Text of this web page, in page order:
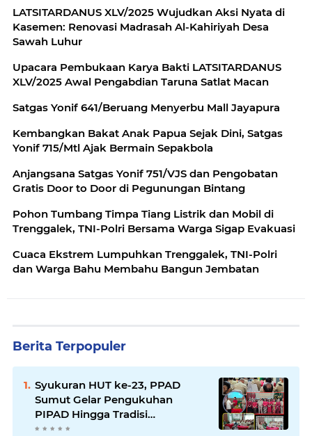
LATSITARDANUS XLV/2025 Wujudkan Aksi Nyata di
Kasemen: Renovasi Madrasah Al-Kahiriyah Desa
Sawah Luhur
Upacara Pembukaan Karya Bakti LATSITARDANUS
XLV/2025 Awal Pengabdian Taruna Satlat Macan
Satgas Yonif 641/Beruang Menyerbu Mall Jayapura
Kembangkan Bakat Anak Papua Sejak Dini, Satgas
Yonif 715/Mtl Ajak Bermain Sepakbola
Anjangsana Satgas Yonif 751/VJS dan Pengobatan
Gratis Door to Door di Pegunungan Bintang
Pohon Tumbang Timpa Tiang Listrik dan Mobil di
Trenggalek, TNI-Polri Bersama Warga Sigap Evakuasi
Cuaca Ekstrem Lumpuhkan Trenggalek, TNI-Polri
dan Warga Bahu Membahu Bangun Jembatan
Berita Terpopuler
Syukuran HUT ke-23, PPAD
Sumut Gelar Pengukuhan
PIPAD Hingga Tradisi
Kekeluargaan